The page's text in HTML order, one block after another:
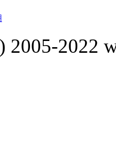
2005-2022